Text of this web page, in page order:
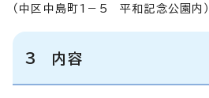
（中区中島町1－5 平和記念公園内）
3 内容